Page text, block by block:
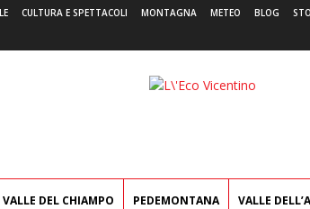
CULTURA E SPETTACOLI MONTAGNA METEO BLOG
L'Eco
VALLE DEL CHIAMPO PEDEMONTANA VALLE